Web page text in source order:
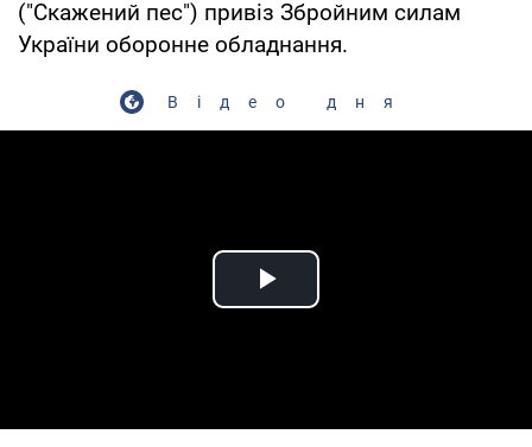
("Скажений пес") привіз Збройним силам
України оборонне обладнання.
Відео дня
Play Video